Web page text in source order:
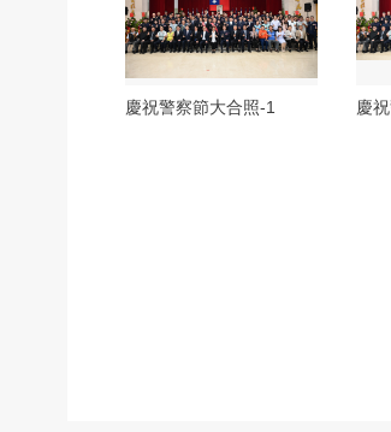
慶祝警察節大合照-1 慶